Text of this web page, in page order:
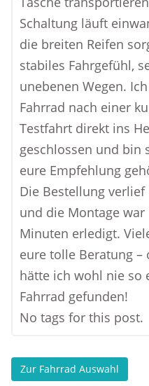
Schaltung läuft
die breiten Reifen
stabiles Fahrgefühl,
unebenen Wegen.
Fahrrad nach einer
Testfahrt direkt ins
geschlossen und bin
eure Empfehlung
Die Bestellung
und die Montage war
Minuten erledigt.
eure tolle Beratung –
hätte ich wohl nie so
Fahrrad gefunden!
No tags for this post.
Zur Fahrrad Auswahl